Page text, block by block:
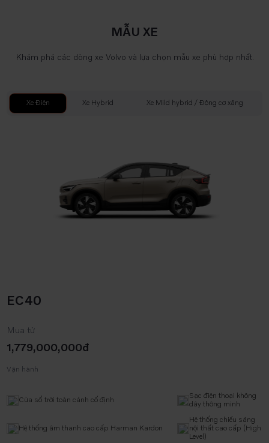
MẪU XE
Khám phá các dòng xe Volvo và lựa chọn mẫu xe phù hợp nhất.
Xe Điện Xe Hybrid Xe Mild hybrid / Động cơ xăng
EC40
Mua từ
1,779,000,000đ
Vận hành
Cửa sổ trời toàn cảnh cố định
Sạc điện thoại không
dây thông minh
Hệ thống âm thanh cao cấp Harman Kardon
Hệ thống chiếu sáng
nội thất cao cấp (High
Level)